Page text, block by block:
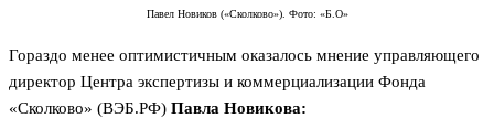
Павел Новиков («Сколково»). Фото: «Б.О»
Гораздо менее оптимистичным оказалось мнение управляющего
директор Центра экспертизы и коммерциализации Фонда
«Сколково» (ВЭБ.РФ) Павла Новикова: